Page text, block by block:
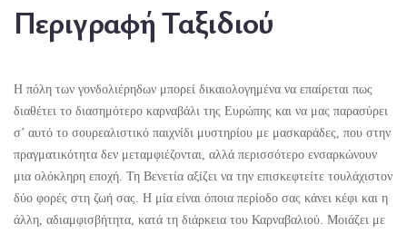
Περιγραφή Ταξιδιού
Η πόλη των γονδολιέρηδων μπορεί δικαιολογημένα να επαίρεται πως
διαθέτει το διασημότερο καρναβάλι της Ευρώπης και να μας παρασύρει
σ’ αυτό το σουρεαλιστικό παιχνίδι μυστηρίου με μασκαράδες, που στην
πραγματικότητα δεν μεταμφιέζονται, αλλά περισσότερο ενσαρκώνουν
μια ολόκληρη εποχή. Τη Βενετία αξίζει να την επισκεφτείτε τουλάχιστον
δύο φορές στη ζωή σας. Η μία είναι όποια περίοδο σας κάνει κέφι και η
άλλη, αδιαμφισβήτητα, κατά τη διάρκεια του Καρναβαλιού. Μοιάζει με